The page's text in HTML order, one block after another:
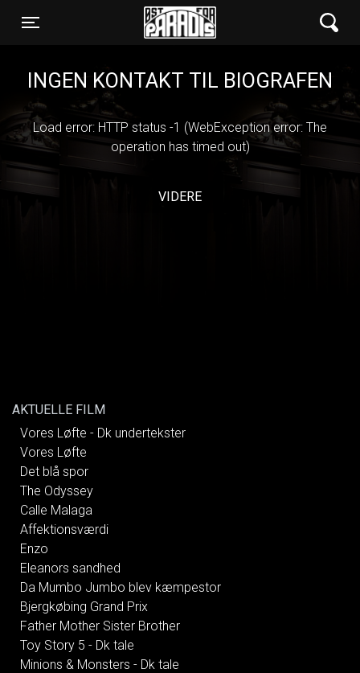
Toggle navigation
Øst for Paradis
INGEN KONTAKT TIL BIOGRAFEN
Load error: HTTP status -1 (WebException error: The
operation has timed out)
VIDERE
AKTUELLE FILM
Vores Løfte - Dk undertekster
Vores Løfte
Det blå spor
The Odyssey
Calle Malaga
Affektionsværdi
Enzo
Eleanors sandhed
Da Mumbo Jumbo blev kæmpestor
Bjergkøbing Grand Prix
Father Mother Sister Brother
Toy Story 5 - Dk tale
Minions & Monsters - Dk tale